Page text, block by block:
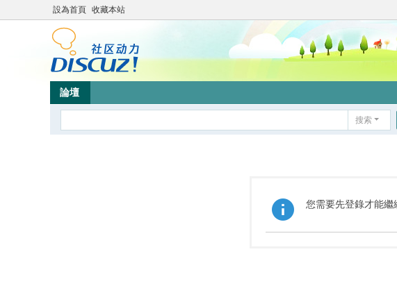
設為首頁 收藏本站
論壇
搜索
您需要先登錄才能繼